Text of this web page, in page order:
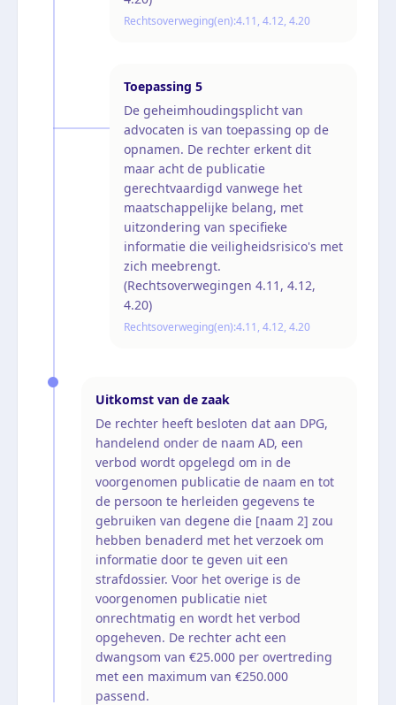
Rechtsoverweging(en):4.11, 4.12, 4.20
Toepassing 5
De geheimhoudingsplicht van
advocaten is van toepassing op de
opnamen. De rechter erkent dit
maar acht de publicatie
gerechtvaardigd vanwege het
maatschappelijke belang, met
uitzondering van specifieke
informatie die veiligheidsrisico's met
zich meebrengt.
(Rechtsoverwegingen 4.11, 4.12,
4.20)
Rechtsoverweging(en):4.11, 4.12, 4.20
Uitkomst van de zaak
De rechter heeft besloten dat aan DPG,
handelend onder de naam AD, een
verbod wordt opgelegd om in de
voorgenomen publicatie de naam en tot
de persoon te herleiden gegevens te
gebruiken van degene die [naam 2] zou
hebben benaderd met het verzoek om
informatie door te geven uit een
strafdossier. Voor het overige is de
voorgenomen publicatie niet
onrechtmatig en wordt het verbod
opgeheven. De rechter acht een
dwangsom van €25.000 per overtreding
met een maximum van €250.000
passend.